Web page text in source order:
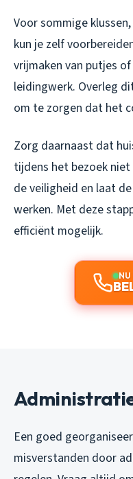
Voor sommige
kun je zelf
vrijmaken van putjes
leidingwerk. Overleg
om te zorgen dat het
Zorg daarnaast dat
tijdens het bezoek
de veiligheid en laat
werken. Met deze
efficiënt mogelijk.
NU
Een goed
misverstanden door